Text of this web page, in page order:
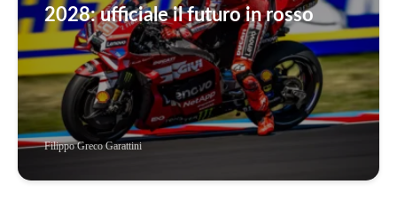
2028: ufficiale il futuro in rosso
Filippo Greco Garattini